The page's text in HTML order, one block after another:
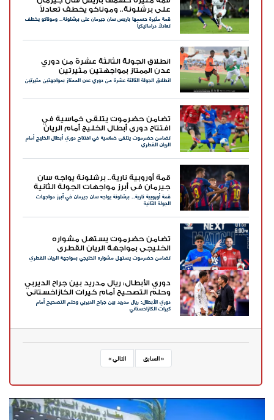
على برشلونة.. وموناكو يخطف تعادلاً
دراماتيكياً
قمة مثيرة حسمها باريس سان جيرمان على برشلونة.. وموناكو يخطف
تعادلاً دراماتيكياً
انطلاق الجولة الثالثة عشرة من دوري
عدن الممتاز بمواجهتين مثيرتين
انطلاق الجولة الثالثة عشرة من دوري عدن الممتاز بمواجهتين مثيرتين
تضامن حضرموت يتلقى خماسية في
افتتاح دوري أبطال الخليج أمام الريان
القطري
تضامن حضرموت يتلقى خماسية في افتتاح دوري أبطال الخليج أمام
الريان القطري
قمة أوروبية نارية.. برشلونة يواجه سان
جيرمان في أبرز مواجهات الجولة الثانية
قمة أوروبية نارية.. برشلونة يواجه سان جيرمان في أبرز مواجهات
الجولة الثانية
تضامن حضرموت يستهل مشواره
الخليجي بمواجهة الريان القطري
تضامن حضرموت يستهل مشواره الخليجي بمواجهة الريان القطري
دوري الأبطال: ريال مدريد بين جراح الديربي
وحلم التصحيح أمام كيرات الكازاخستاني
دوري الأبطال: ريال مدريد بين جراح الديربي وحلم التصحيح أمام
كيرات الكازاخستاني
« السابق التالي »